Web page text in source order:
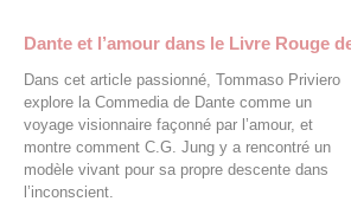
Dante et l’amour dans le Livre Rouge
Dans cet article passionné, Tommaso Priviero
explore la Commedia de Dante comme un
voyage visionnaire façonné par l’amour, et
montre comment C.G. Jung y a rencontré un
modèle vivant pour sa propre descente dans
l’inconscient.